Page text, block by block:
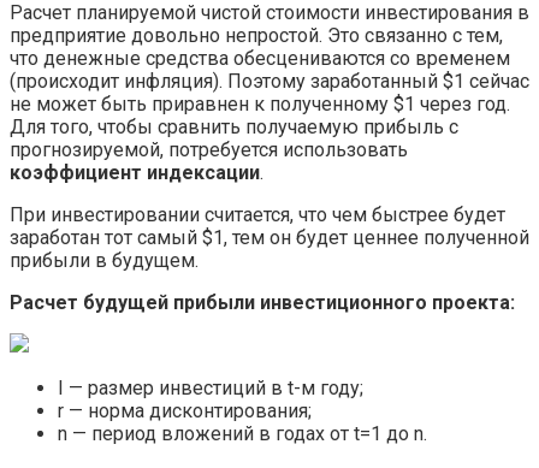
Расчет планируемой чистой стоимости инвестирования в
предприятие довольно непростой. Это связанно с тем,
что денежные средства обесцениваются со временем
(происходит инфляция). Поэтому заработанный $1 сейчас
не может быть приравнен к полученному $1 через год.
Для того, чтобы сравнить получаемую прибыль с
прогнозируемой, потребуется использовать
коэффициент индексации.
При инвестировании считается, что чем быстрее будет
заработан тот самый $1, тем он будет ценнее полученной
прибыли в будущем.
Расчет будущей прибыли инвестиционного проекта:
I — размер инвестиций в t-м году;
r — норма дисконтирования;
n — период вложений в годах от t=1 до n.